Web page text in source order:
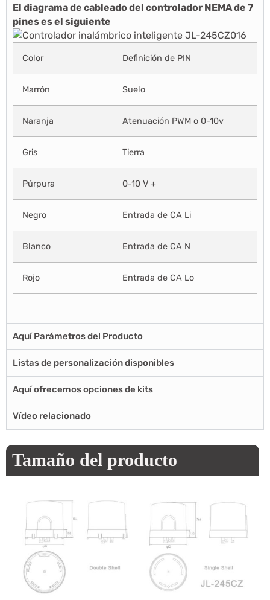
El diagrama de cableado del controlador NEMA de 7
pines es el siguiente
Color Definición de PIN
Marrón Suelo
Naranja Atenuación PWM o 0-10v
Gris Tierra
Púrpura 0-10 V +
Negro Entrada de CA Li
Blanco Entrada de CA N
Rojo Entrada de CA Lo
Aquí Parámetros del Producto
Listas de personalización disponibles
Aquí ofrecemos opciones de kits
Vídeo relacionado
Tamaño del producto